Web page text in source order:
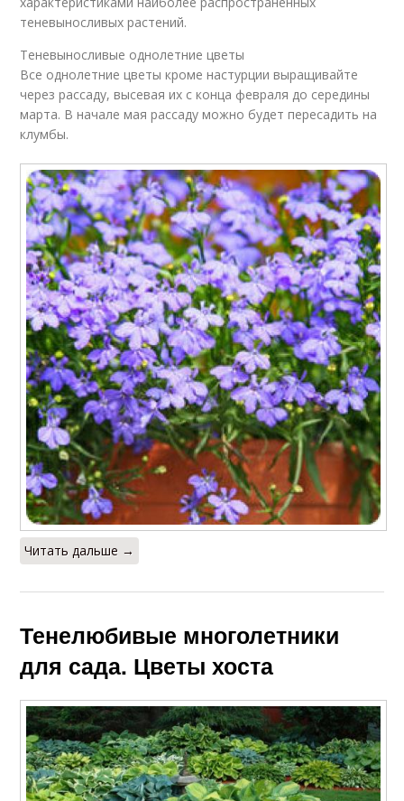
теневыносливых растений.
Теневыносливые однолетние цветы
Все однолетние цветы кроме настурции выращивайте
через рассаду, высевая их с конца февраля до середины
марта. В начале мая рассаду можно будет пересадить на
клумбы.
Читать дальше →
Тенелюбивые многолетники
для сада. Цветы хоста